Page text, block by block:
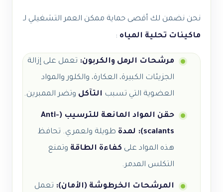
نحن نضمن لك أقصى حماية ممكن العمر التشغيلي لـ
ماكينات تحلية المياه :
مرشحات الرمل والكربون: تعمل على إزالة
الجزيئات الكبيرة، العكارة، والكلور والمواد
العضوية التي تسبب التآكل وتضر الممبرين.
حقن المواد المانعة للترسيب (Anti-
scalants): لمدة
طويلة ولعمري. تحافظ
هذه المواد على كفاءة الطاقة وتمنع
التكلس المدمر.
المرشحات الخرطوشة (الأمان): تعمل